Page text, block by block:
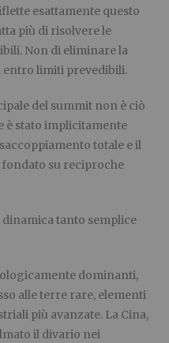
esattamente questo
più di risolvere le
Non di eliminare la
entro limiti prevedibili.
del summit non è ciò
è stato implicitamente
totale e il
su reciproche
tanto semplice
dominanti,
alle terre rare, elementi
più avanzate. La Cina,
il divario nei